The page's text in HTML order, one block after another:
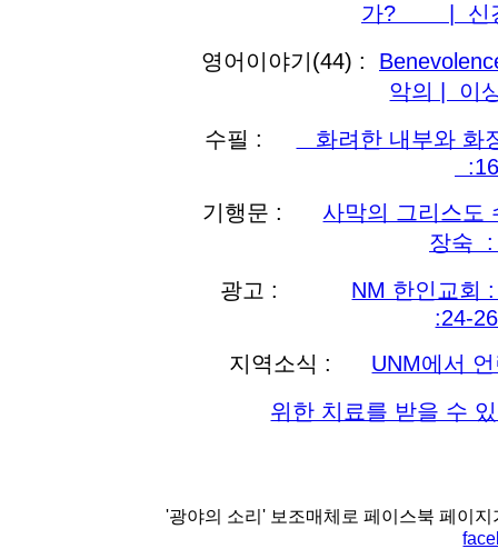
가? | 신
영어이야기(44) :
악의 | 이
수필 :
화려한 내부와
:16
기행문 : 사막의 그리스
장숙 :
광고 : NM 한인교회
:24-
지역소식 : UNM에서
위한 치료를 받을 수
'광야의 소리' 보조매체로 페이스북 페이